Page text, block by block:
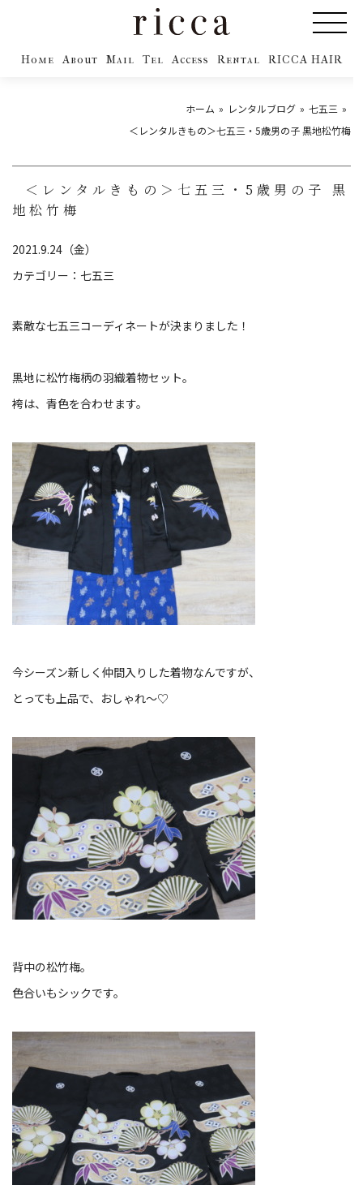
Home About Mail Tel Access Rental RICCA HAIR
ホーム レンタルブログ
七五三
＜レンタルきもの＞七五三・5歳男の子 黒地松竹梅
＜レンタルきもの＞七五三・5歳男の子 黒
地松竹梅
2021.9.24（金）
カテゴリー： 七五三
素敵な七五三コーディネートが決まりました！
黒地に松竹梅柄の羽織着物セット。
袴は、青色を合わせます。
今シーズン新しく仲間入りした着物なんですが、
とっても上品で、おしゃれ～♡
背中の松竹梅。
色合いもシックです。